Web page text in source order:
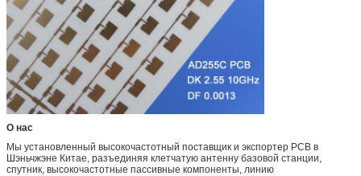
О нас
Мы установленный высокочастотный поставщик и экспортер PCB в
Шэньчжэне Китае, разъединяя клетчатую антенну базовой станции,
спутник, высокочастотные пассивные компоненты, линию